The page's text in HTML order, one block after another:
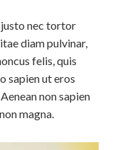
justo nec tortor
diam pulvinar,
felis, quis
sapien ut eros
non sapien
magna.